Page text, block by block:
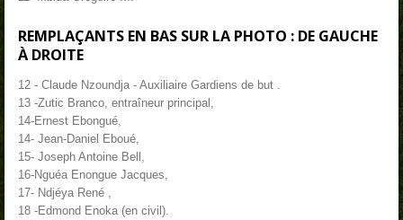
REMPLAÇANTS EN BAS SUR LA PHOTO : DE GAUCHE
À DROITE
12 - Claude Nzoundja - Auxiliaire Gardiens de but .
13 -Zutic Branco, entraîneur principal,
14-Ernest Ebongué,
14- Jean-Daniel Eboué,
15- Joseph Antoine Bell,
16-Nguéa Enongue Jacques,
17- Ndjéya René ,
18 -Edmond Enoka (en civil).